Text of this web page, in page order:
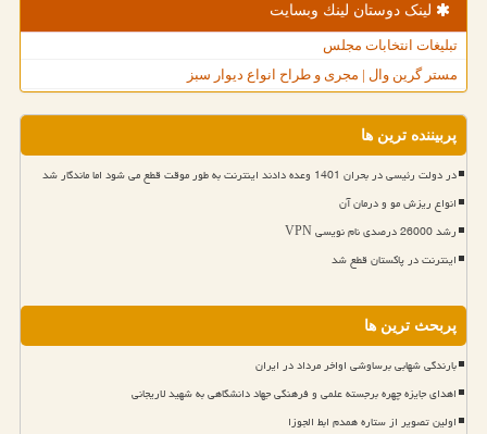
لینک دوستان لینك وبسایت
تبلیغات انتخابات مجلس
مستر گرین وال | مجری و طراح انواع دیوار سبز
پربیننده ترین ها
در دولت رئیسی در بحران 1401 وعده دادند اینترنت به طور موقت قطع می شود اما ماندگار شد
انواع ریزش مو و درمان آن
رشد 26000 درصدی نام نویسی VPN
اینترنت در پاکستان قطع شد
پربحث ترین ها
بارندگی شهابی برساوشی اواخر مرداد در ایران
اهدای جایزه چهره برجسته علمی و فرهنگی جهاد دانشگاهی به شهید لاریجانی
اولین تصویر از ستاره همدم ابط الجوزا